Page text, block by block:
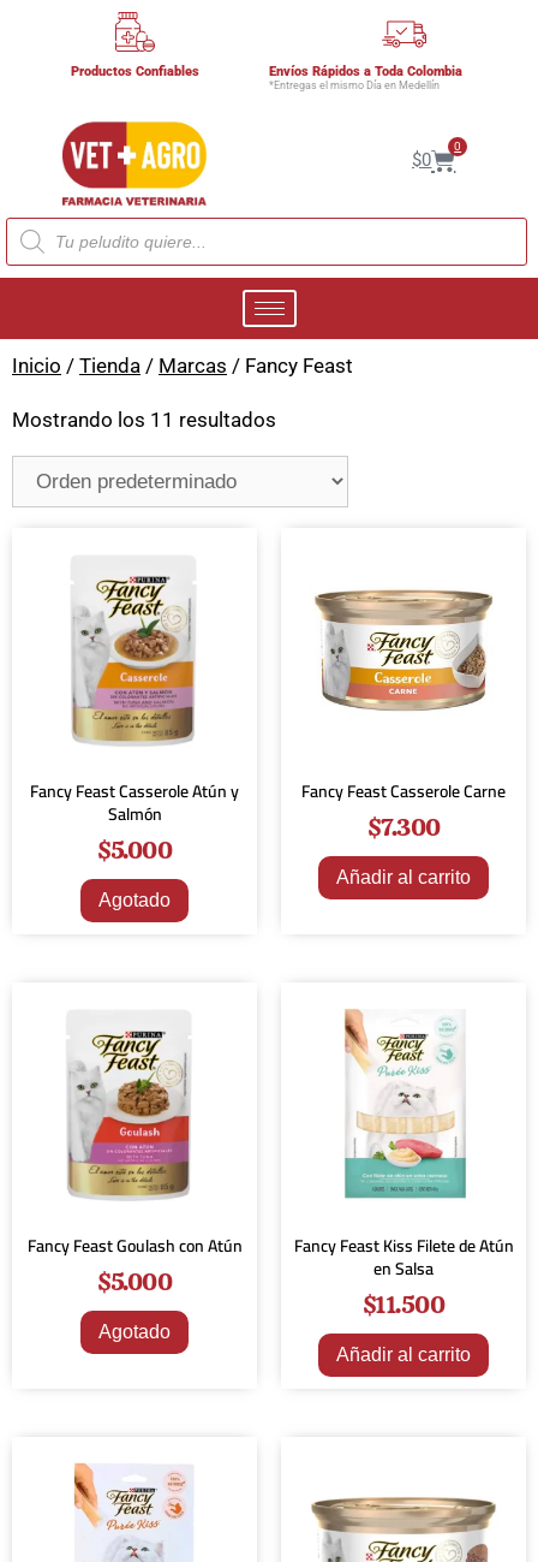
Productos Confiables Envíos Rápidos a Toda Colombia
*Entregas el mismo Día en Medellín
$0
0
Inicio / Tienda / Marcas / Fancy Feast
Mostrando los 11 resultados
Fancy Feast Casserole Atún y
Salmón
$5.000
Agotado
Fancy Feast Casserole Carne
$7.300
Añadir al carrito
Fancy Feast Goulash con Atún
$5.000
Agotado
Fancy Feast Kiss Filete de Atún
en Salsa
$11.500
Añadir al carrito